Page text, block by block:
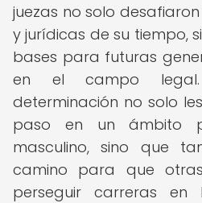
juezas no solo
y jurídicas de su tiempo,
bases para futuras
en el campo
determinación no solo
paso en un ámbito
masculino, sino que
camino para que
perseguir carreras